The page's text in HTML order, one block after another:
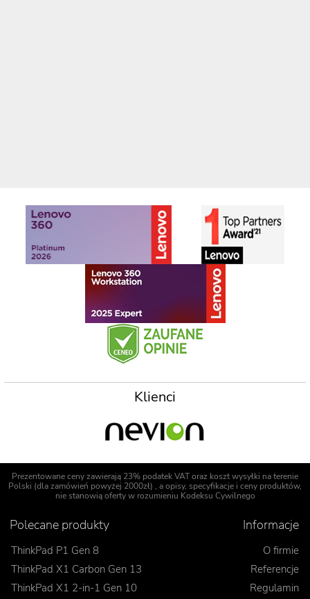
Klienci
Prezentowane ceny zawierają 23% podatek VAT oraz koszt wysyłki na terenie
Polski (dla zamówień powyżej 2000zł) , a opisy, specyfikacje i ceny produktów,
nie stanowią oferty w rozumieniu Kodeksu Cywilnego
Polecane produkty
ThinkPad P1 Gen 8
ThinkPad X1 Carbon Gen 13
ThinkPad X1 2-in-1 Gen 10
Informacje
O firmie
Referencje
Regulamin